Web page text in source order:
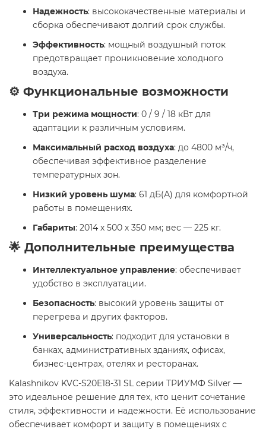
Надежность: высококачественные материалы и
сборка обеспечивают долгий срок службы.
Эффективность: мощный воздушный поток
предотвращает проникновение холодного
воздуха.
⚙️ Функциональные возможности
Три режима мощности: 0 / 9 / 18 кВт для
адаптации к различным условиям.
Максимальный расход воздуха: до 4800 м³/ч,
обеспечивая эффективное разделение
температурных зон.
Низкий уровень шума: 61 дБ(А) для комфортной
работы в помещениях.
Габариты: 2014 х 500 х 350 мм; вес — 225 кг.
🌟 Дополнительные преимущества
Интеллектуальное управление: обеспечивает
удобство в эксплуатации.
Безопасность: высокий уровень защиты от
перегрева и других факторов.
Универсальность: подходит для установки в
банках, административных зданиях, офисах,
бизнес-центрах, отелях и ресторанах.
Kalashnikov KVC-S20E18-31 SL серии ТРИУМФ Silver —
это идеальное решение для тех, кто ценит сочетание
стиля, эффективности и надежности. Её использование
обеспечивает комфорт и защиту в помещениях с